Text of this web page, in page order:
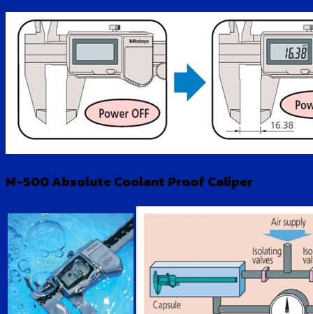
M-500 Absolute Coolant Proof Caliper